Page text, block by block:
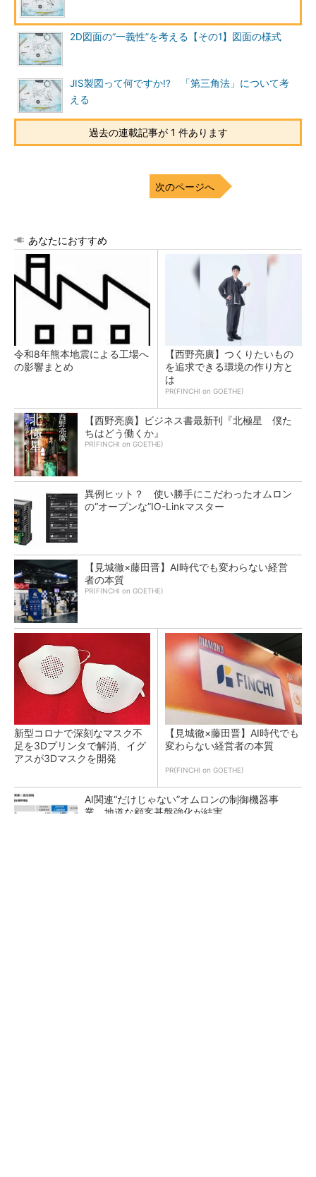
2D図面の“一義性”を考える【その1】図面の様式
JIS製図って何ですか!? 「第三角法」について考
える
過去の連載記事が 1 件あります
次のページへ
あなたにおすすめ
令和8年熊本地震による工場へ
の影響まとめ
【西野亮廣】つくりたいもの
を追求できる環境の作り方と
は
PR(FINCHI on GOETHE)
【西野亮廣】ビジネス書最新刊『北極星 僕た
ちはどう働くか』
PR(FINCHI on GOETHE)
異例ヒット？ 使い勝手にこだわったオムロン
の“オープンな”IO-Linkマスター
【見城徹×藤田晋】AI時代でも変わらない経営
者の本質
PR(FINCHI on GOETHE)
新型コロナで深刻なマスク不
足を3Dプリンタで解消、イグ
アスが3Dマスクを開発
【見城徹×藤田晋】AI時代でも
変わらない経営者の本質
PR(FINCHI on GOETHE)
AI関連“だけじゃない”オムロンの制御機器事
業、地道な顧客基盤強化が結実